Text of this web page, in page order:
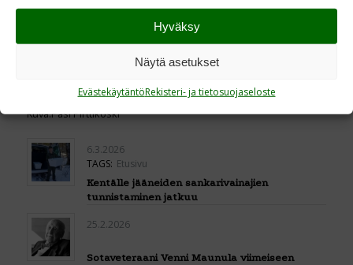
Hyväksy
Näytä asetukset
EvästekäytäntöRekisteri- ja tietosuojaseloste
Kuva:Pasi Pirttikoski
6.3.2026
TAGS: Etusivu
Kentälle jääneiden sankarivainajien
tunnistaminen jatkuu
25.2.2026
Sotaveteraani Venni Maunula viimeiseen